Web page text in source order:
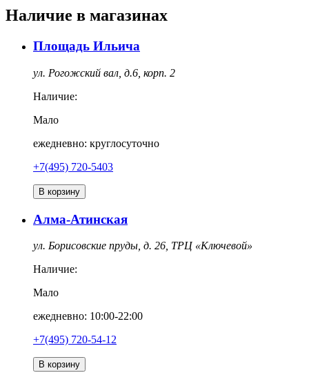
Наличие в магазинах
Площадь Ильича
ул. Рогожский вал, д.6, корп. 2
Наличие:
Мало
ежедневно: круглосуточно
+7(495) 720-5403
В корзину
Алма-Атинская
ул. Борисовские пруды, д. 26, ТРЦ «Ключевой»
Наличие:
Мало
ежедневно: 10:00-22:00
+7(495) 720-54-12
В корзину